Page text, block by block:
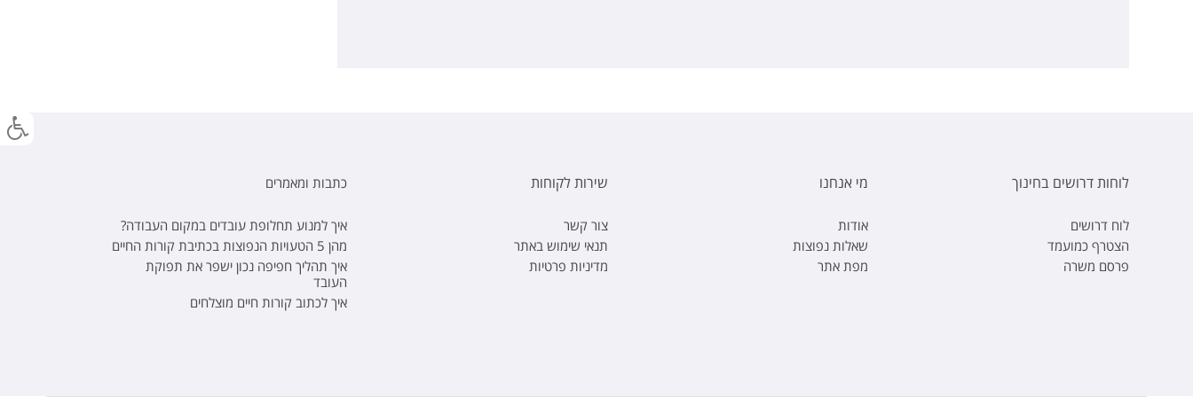
לוחות דרושים בחינוך
לוח דרושים
הצטרף כמועמד
פרסם משרה
מי אנחנו
אודות
שאלות נפוצות
מפת אתר
שירות לקוחות
צור קשר
תנאי שימוש באתר
מדיניות פרטיות
כתבות ומאמרים
איך למנוע תחלופת עובדים במקום העבודה?
מהן 5 הטעויות הנפוצות בכתיבת קורות החיים
איך תהליך חפיפה נכון ישפר את תפוקת
העובד
איך לכתוב קורות חיים מוצלחים